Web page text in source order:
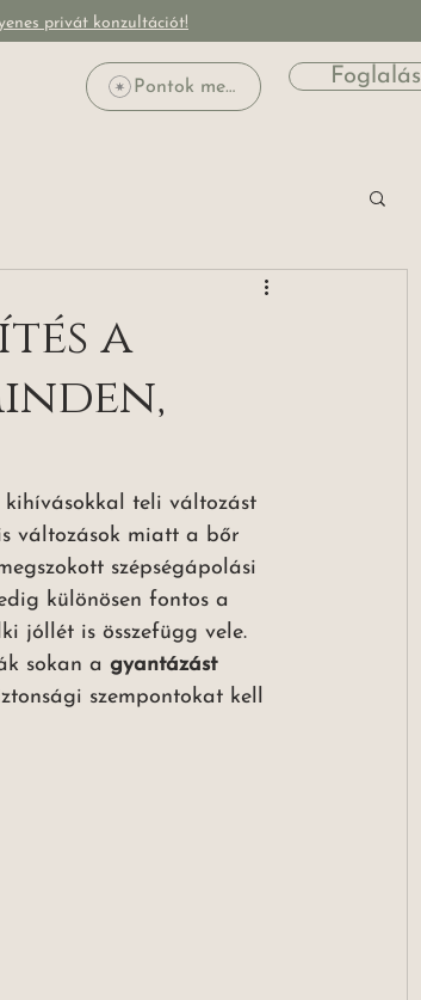
privát konzultációt!
Pontok megtekintése Foglalás
a
kihívásokkal teli változást
változások miatt a bőr
szépségápolási
különösen fontos a
jóllét is összefügg vele.
sokan a gyantázást
szempontokat kell